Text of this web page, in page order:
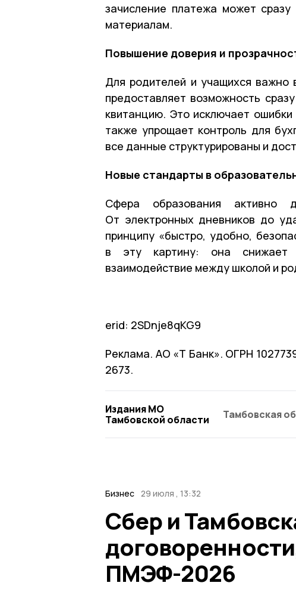
зачисление платежа может
материалам.
Повышение доверия и
Для родителей и учащихся важно
предоставляет возможность
квитанцию. Это исключает
также упрощает контроль для
все данные структурированы и
Новые стандарты в
Сфера образования активно
От электронных дневников до
принципу «быстро, удобно,
в эту картину: она снижает
взаимодействие между школой и
erid: 2SDnje8qKG9
Реклама. АО «Т Банк». ОГРН
2673.
Издания МО
Тамбовской области
Тамбовская
Бизнес 29 июля , 13:32
Сбер и
ПМЭФ-2026